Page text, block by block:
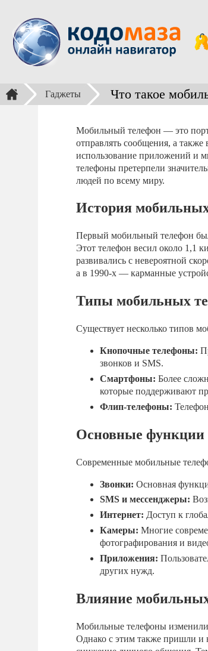
Гаджеты Что такое
Мобильный телефон — это
отправлять сообщения, а
использование приложений и
телефоны претерпели
людей по всему миру.
История
Первый мобильный телефон
Этот телефон весил около 1,1
развивались с невероятной
а в 1990-х — карманные
Типы мобильных
Существует несколько типов
Кнопочные телефоны:
звонков и SMS.
Смартфоны: Более
которые поддерживают
Флип-телефоны:
Основные функции
Современные мобильные
Звонки: Основная
SMS и мессенджеры:
Интернет: Доступ к
Камеры: Многие
фотографирования и
Приложения:
других нужд.
Влияние
Мобильные телефоны
Однако с этим также пришли и